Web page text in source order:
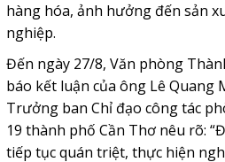
hàng hóa, ảnh hưởng đến sản
nghiệp.
Đến ngày 27/8, Văn phòng
báo kết luận của ông Lê Quang
Trưởng ban Chỉ đạo công tác
19 thành phố Cần Thơ nêu rõ:
tiếp tục quán triệt, thực hiện